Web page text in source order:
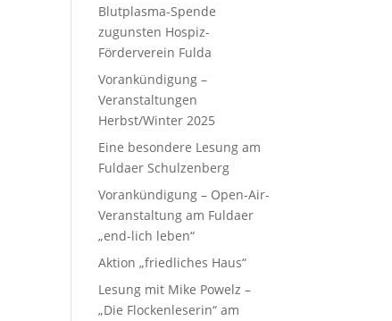
Blutplasma-Spende
zugunsten Hospiz-
Förderverein Fulda
Vorankündigung –
Veranstaltungen
Herbst/Winter 2025
Eine besondere Lesung am
Fuldaer Schulzenberg
Vorankündigung – Open-Air-
Veranstaltung am Fuldaer
„end-lich leben“
Aktion „friedliches Haus“
Lesung mit Mike Powelz –
„Die Flockenleserin“ am